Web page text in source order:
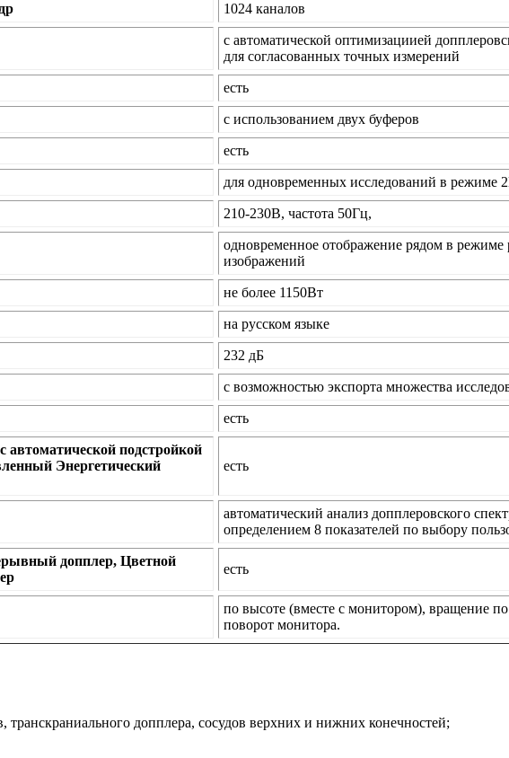
1024 каналов
с автоматической оптимизациией
для согласованных точных измерений
есть
с использованием двух буферов
есть
для одновременных исследований в режиме
210-230В, частота 50Гц,
одновременное отображение рядом в
изображений
не более 1150Вт
на русском языке
232 дБ
с возможностью экспорта множества
есть
подстройкой
Энергетический
есть
автоматический анализ допплеровского
определением 8 показателей по выбору
допплер, Цветной
есть
по высоте (вместе с монитором), вращение
поворот монитора.
транскраниального допплера, сосудов верхних и нижних конечностей;